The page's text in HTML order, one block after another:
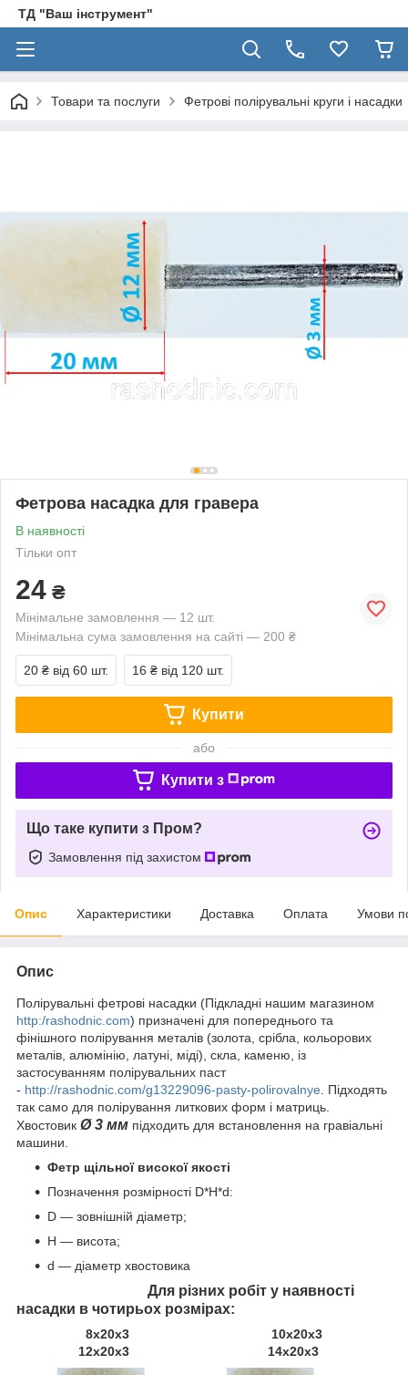
ТД "Ваш інструмент"
Товари та послуги Фетрові полірувальні круги і насадки
Фетрова насадка для гравера
В наявності
Тільки опт
24 ₴
Мінімальне замовлення — 12 шт.
Мінімальна сума замовлення на сайті — 200 ₴
20 ₴ від 60 шт. 16 ₴ від 120 шт.
Купити
або
Купити з
Що таке купити з Пром?
Замовлення під захистом
Опис Характеристики Доставка Оплата Умови
Опис
Полірувальні фетрові насадки (Підкладні нашим магазином
http:/rashodnic.com) призначені для попереднього та
фінішного полірування металів (золота, срібла, кольорових
металів, алюмінію, латуні, міді), скла, каменю, із
застосуванням полірувальних паст
- http://rashodnic.com/g13229096-pasty-polirovalnye . Підходять
так само для полірування литкових форм і матриць.
Хвостовик Ø 3 мм підходить для встановлення на гравіальні
машини.
Фетр щільної високої якості
Позначення розмірності D*H*d:
D — зовнішній діаметр;
H — висота;
d — діаметр хвостовика
Для різних робіт у наявності
насадки в чотирьох розмірах:
8х20х3 10х20х3
12х20х3 14х20х3